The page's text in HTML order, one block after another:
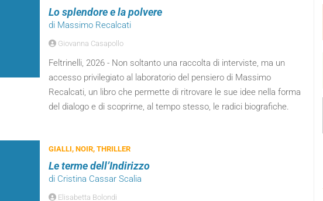
Lo splendore e la polvere
di Massimo Recalcati
Giovanna Casapollo
Feltrinelli, 2026 - Non soltanto una raccolta di interviste, ma un
accesso privilegiato al laboratorio del pensiero di Massimo
Recalcati, un libro che permette di ritrovare le sue idee nella forma
del dialogo e di scoprirne, al tempo stesso, le radici biografiche.
GIALLI, NOIR, THRILLER
Le terme dell’Indirizzo
di Cristina Cassar Scalia
Elisabetta Bolondi